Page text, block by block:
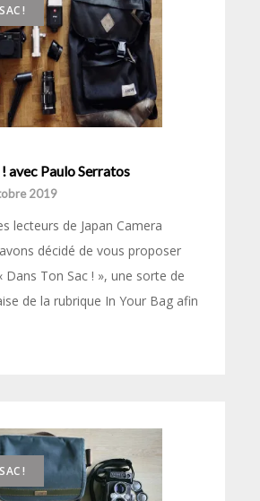
!
avec Paulo Serratos
2019
lecteurs de Japan Camera
décidé de vous proposer
Dans Ton Sac ! », une sorte de
de la rubrique In Your Bag afin
!